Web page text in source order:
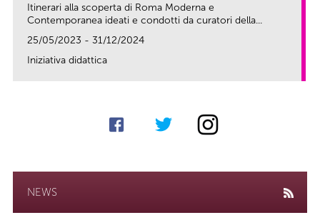
Itinerari alla scoperta di Roma Moderna e
Contemporanea ideati e condotti da curatori della...
25/05/2023 - 31/12/2024
Iniziativa didattica
NEWS